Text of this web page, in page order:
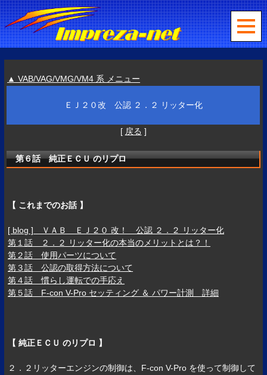
▲ VAB/VAG/VMG/VM4 系 メニュー
ＥＪ２０改 公認 ２．２ リッター化
[ 戻る ]
第６話 純正ＥＣＵ のリプロ
【 これまでのお話 】
[ blog ] ＶＡＢ ＥＪ２０ 改！ 公認 ２．２ リッター化
第１話 ２．２ リッター化の本当のメリットとは？！
第２話 使用パーツについて
第３話 公認の取得方法について
第４話 慣らし運転での手応え
第５話 F-con V-Pro セッティング ＆ パワー計測 詳細
【 純正ＥＣＵ のリプロ 】
２．２リッターエンジンの制御は、F-con V-Pro を使って制御して